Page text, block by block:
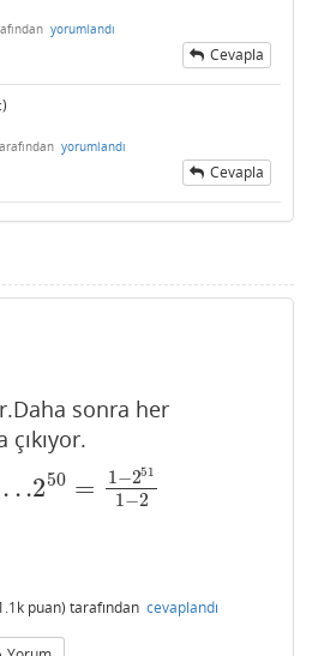
yorumlandı
Cevapla
yorumlandı
Cevapla
sonra her
. ..250 = 1−251
1−2
1 − 2511 −2
puan) tarafından cevaplandı